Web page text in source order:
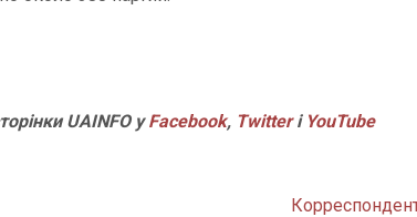
UAINFO уFacebook, Twitterі YouTube